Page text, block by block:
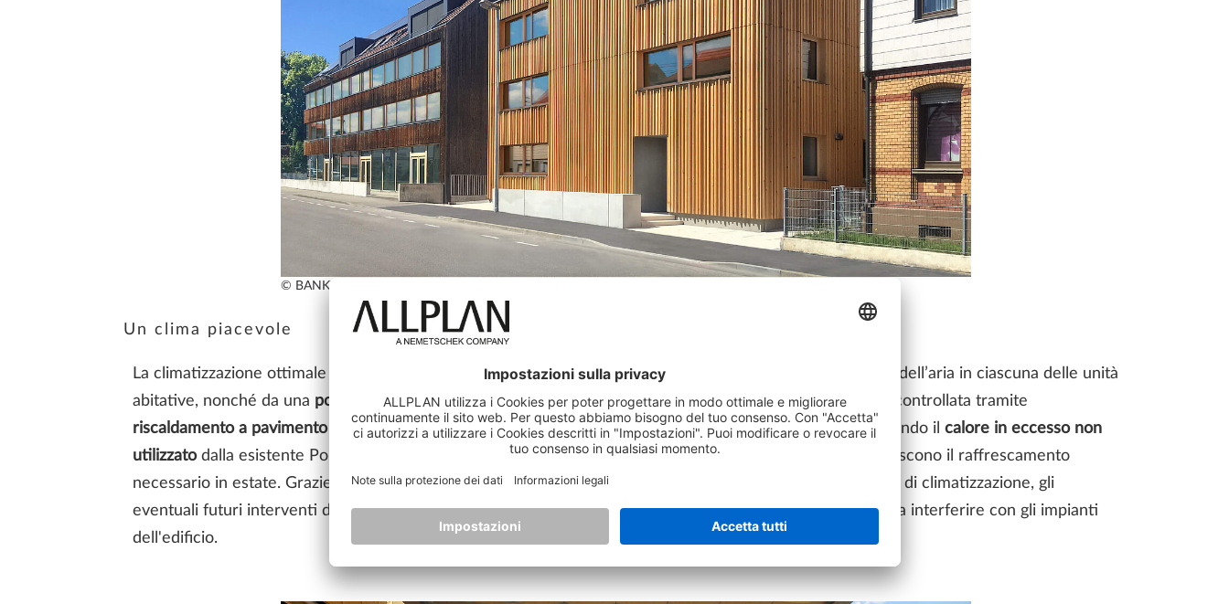
© BANKWITZ beraten planen bauen GmbH
Un clima piacevole
La climatizzazione ottimale è garantita da unità decentralizzate di ventilazione
, che permettono il ricircolo dell’aria in ciascuna delle unità
abitative, nonché da una pompa di calorecon un tasso di recupero del calore dell'85%. La temperatura è controllata tramite
riscaldamento a pavimentoe attivazione del nucleo in cemento. Il calore necessario viene ottenuto sfruttando il calore in eccesso non
utilizzatodalla esistente Polar Bear House. Nel contempo, i tubi di scarico e quattro
forniscono il raffrescamento
necessario in estate. Grazie alla posizione centrale del pozzo e a una disposizione intelligente dell'impianto di climatizzazione, gli
eventuali futuri interventi di manutenzione o ristrutturazione potranno essere realizzati in gran parte senza interferire con gli impianti
dell'edificio.